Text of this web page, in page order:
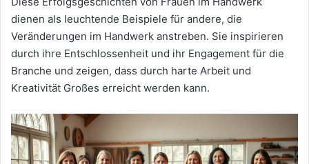
dienen als leuchtende Beispiele für andere, die
Veränderungen im Handwerk anstreben. Sie inspirieren
durch ihre Entschlossenheit und ihr Engagement für die
Branche und zeigen, dass durch harte Arbeit und
Kreativität Großes erreicht werden kann.